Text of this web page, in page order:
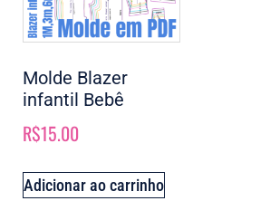
Molde Blazer
infantil Bebê
R$15.00
Adicionar ao carrinho